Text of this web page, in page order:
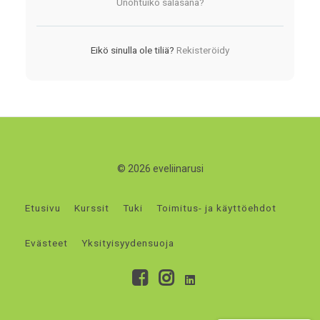
Eikö sinulla ole tiliä? Rekisteröidy
© 2026 eveliinarusi
Etusivu Kurssit Tuki Toimitus- ja käyttöehdot
Evästeet Yksityisyydensuoja